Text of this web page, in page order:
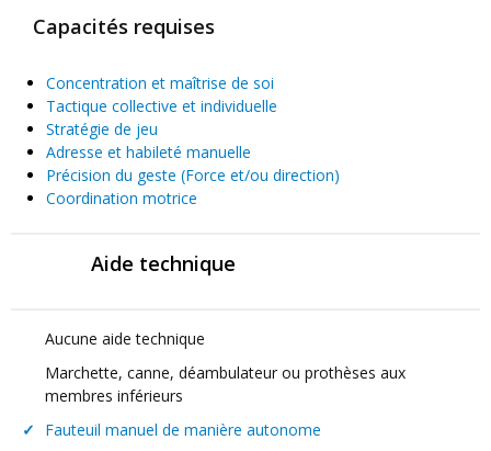
Capacités requises
Concentration et maîtrise de soi
Tactique collective et individuelle
Stratégie de jeu
Adresse et habileté manuelle
Précision du geste (Force et/ou direction)
Coordination motrice
Aide technique
Aucune aide technique
Marchette, canne, déambulateur ou prothèses aux
membres inférieurs
✓
Fauteuil manuel de manière autonome